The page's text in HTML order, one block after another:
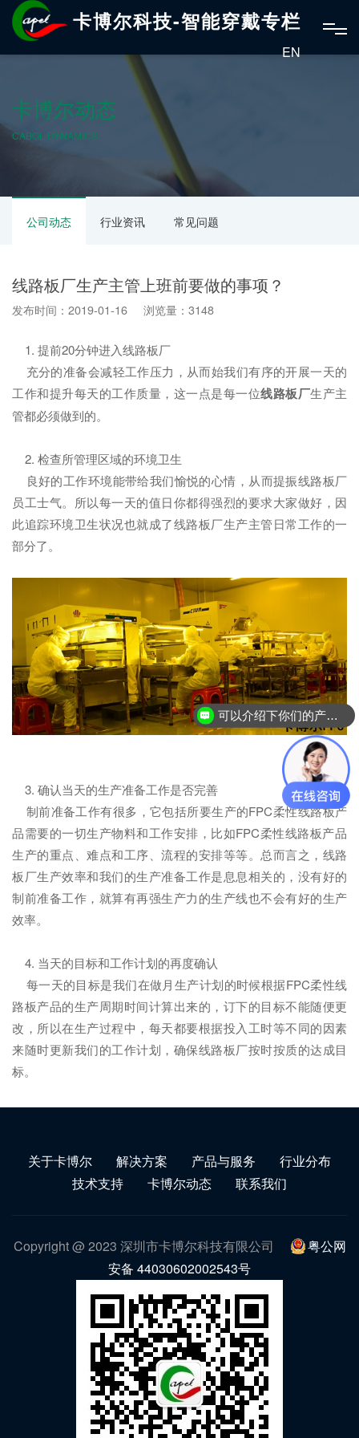
卡博尔科技-智能穿戴专栏
EN
卡博尔动态
CABOL DYNAMICS
公司动态 行业资讯 常见问题
线路板厂生产主管上班前要做的事项？
发布时间：2019-01-16 浏览量：3148
1. 提前20分钟进入线路板厂
充分的准备会减轻工作压力，从而始我们有序的开展一天的
工作和提升每天的工作质量，这一点是每一位线路板厂生产主
管都必须做到的。
2. 检查所管理区域的环境卫生
良好的工作环境能带给我们愉悦的心情，从而提振线路板厂
员工士气。所以每一天的值日你都得强烈的要求大家做好，因
此追踪环境卫生状况也就成了线路板厂生产主管日常工作的一
部分了。
3. 确认当天的生产准备工作是否完善
制前准备工作有很多，它包括所要生产的FPC柔性线路板产
品需要的一切生产物料和工作安排，比如FPC柔性线路板产品
生产的重点、难点和工序、流程的安排等等。总而言之，线路
板厂生产效率和我们的生产准备工作是息息相关的，没有好的
制前准备工作，就算有再强生产力的生产线也不会有好的生产
效率。
4. 当天的目标和工作计划的再度确认
每一天的目标是我们在做月生产计划的时候根据FPC柔性线
路板产品的生产周期时间计算出来的，订下的目标不能随便更
改，所以在生产过程中，每天都要根据投入工时等不同的因素
来随时更新我们的工作计划，确保线路板厂按时按质的达成目
标。
关于卡博尔 解决方案 产品与服务
行业分布
技术支持
卡博尔动态 联系我们
Copyright @ 2023 深圳市卡博尔科技有限公司
粤公网
安备 44030602002543号
可以介绍下你们的产品么？